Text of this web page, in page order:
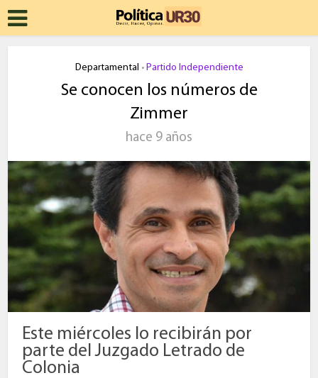
Departamental • Partido Independiente
Se conocen los números de
Zimmer
hace 9 años
Este miércoles lo recibirán por
parte del Juzgado Letrado de
Colonia